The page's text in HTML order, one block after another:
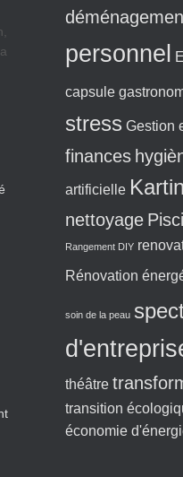
personnel
capsule
stress Gestion
finances
artificielle
nettoyage
Rangement DIY
Rénovation
soin de la peau
théâtre
transition
économie